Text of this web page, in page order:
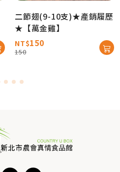
二節翅(9-10支)★產銷履歷
★【萬金雞】
NT$150
150